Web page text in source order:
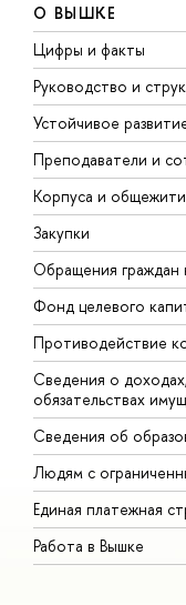
О ВЫШКЕ
Цифры и факты
Руководство и
Устойчивое
Преподаватели и
Корпуса и
Закупки
Обращения
Фонд целевого
Противодействие
Сведения о
обязательствах
Сведения об
Людям с
Единая платежная
Работа в Вышке